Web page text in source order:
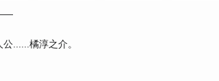
——
......橘淳之介。